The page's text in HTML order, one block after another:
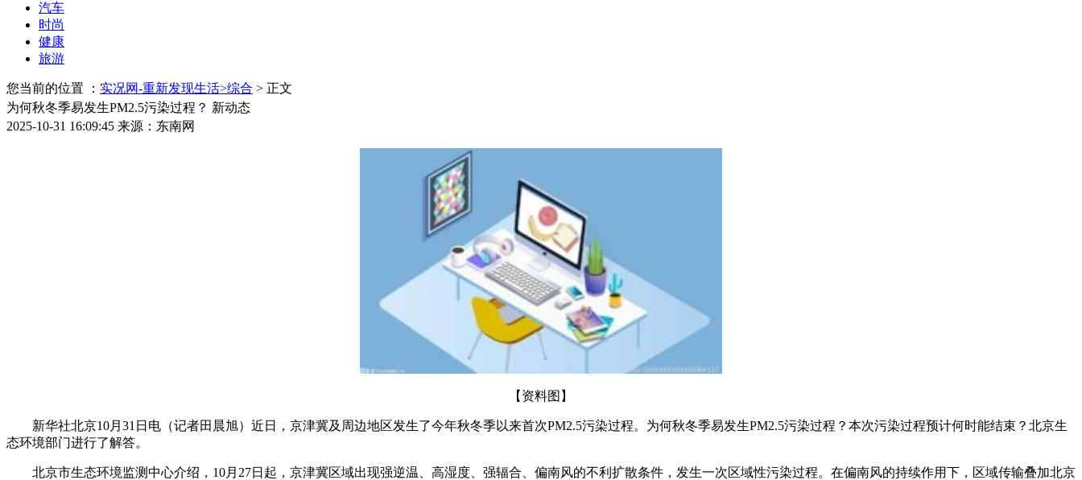
汽车
时尚
健康
旅游
您当前的位置 ： 实况网-重新发现生活>综合 > 正文
为何秋冬季易发生PM2.5污染过程？ 新动态
2025-10-31 16:09:45 来源：东南网
【资料图】
新华社北京10月31日电（记者田晨旭）近日，京津冀及周边地区发生了今年秋冬季以来首次PM2.5污染过程。为何秋冬季易发生PM2.5污染过程？本次污染过程预计何时能结束？北京生
态环境部门进行了解答。
北京市生态环境监测中心介绍，10月27日起，京津冀区域出现强逆温、高湿度、强辐合、偏南风的不利扩散条件，发生一次区域性污染过程。在偏南风的持续作用下，区域传输叠加北京